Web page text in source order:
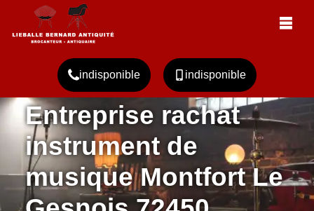
indisponible indisponible
Entreprise rachat
instrument de
musique Montfort Le